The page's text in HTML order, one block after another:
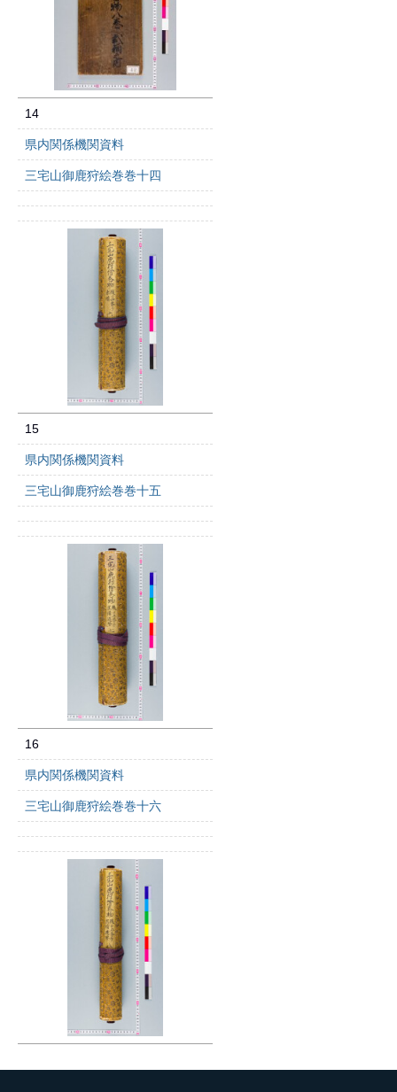
14
県内関係機関資料
三宅山御鹿狩絵巻巻十四
15
県内関係機関資料
三宅山御鹿狩絵巻巻十五
16
県内関係機関資料
三宅山御鹿狩絵巻巻十六